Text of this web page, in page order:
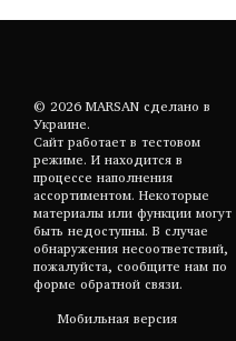
© 2026 MARSAN сделано в
Украине.
Сайт работает в тестовом
режиме. И находится в
процессе наполнения
ассортиментом. Некоторые
материалы или функции могут
быть недоступны. В случае
обнаружения несоответствий,
пожалуйста, сообщите нам по
форме обратной связи.
Мобильная версия